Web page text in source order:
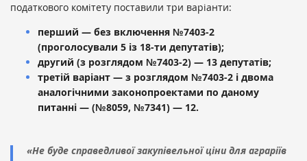
податкового комітету поставили три варіанти:
перший — без включення №7403-2
(проголосували 5 із 18-ти депутатів);
другий (з розглядом №7403-2) — 13 депутатів;
третій варіант — з розглядом №7403-2 і двома
аналогічними законопроектами по даному
питанні — (№8059, №7341) — 12.
«Не буде справедливої закупівельної ціни для аграріїв